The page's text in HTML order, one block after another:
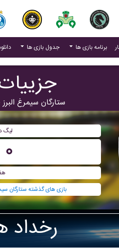
(current) برنامه بازی ها جدول بازی ها
ستارگان سیمرغ
ليگ
۰ : ۰
بازی های گذشته ستارگان
رخداد